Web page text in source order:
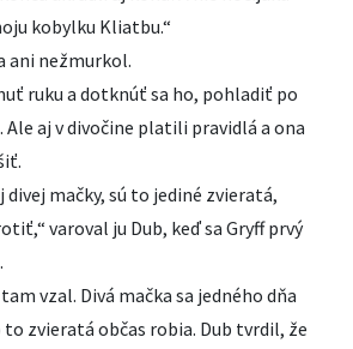
kobylku Kliatbu.“
ani nežmurkol.
ruku a dotknúť sa ho, pohladiť po
aj v divočine platili pravidlá a ona
divej mačky, sú to jediné zvieratá,
varoval ju Dub, keď sa Gryff prvý
vzal. Divá mačka sa jedného dňa
zvieratá občas robia. Dub tvrdil, že